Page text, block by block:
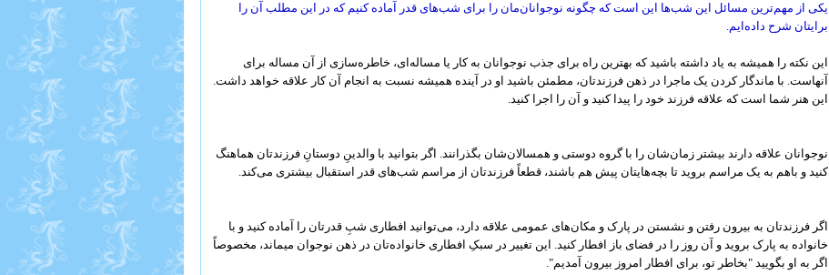
یکی از مهم‌ترین مسائل این شب‌ها این است که چگونه نوجوانان‌مان را برای شب‌های قدر آماده کنیم که در این مطلب آن را
برایتان شرح داده‌ایم.
این نکته را همیشه به یاد داشته باشید که بهترین راه برای جذب نوجوانان به کار یا مساله‌ای، خاطره‌سازی از آن مساله برای
آنهاست. با ماندگار کردن یک ماجرا در ذهن فرزندتان، مطمئن باشید او در آینده همیشه نسبت به انجام آن کار علاقه خواهد داشت.
این هنر شما است که علاقه فرزند خود را پیدا کنید و آن را اجرا کنید.
نوجوانان علاقه دارند بیشتر زمان‌شان را با گروه دوستی و همسالان‌شان بگذرانند. اگر بتوانید با والدینِ دوستانِ فرزندتان هماهنگ
کنید و باهم به یک مراسم بروید تا بچه‌هایتان پیش هم باشند، قطعاً فرزندتان از مراسم شب‌های قدر استقبال بیشتری می‌کند.
اگر فرزندتان به بیرون رفتن و نشستن در پارک و مکان‌های عمومی علاقه دارد، می‌توانید افطاری شبِ قدرتان را آماده کنید و با
خانواده به پارک بروید و آن روز را در فضای باز افطار کنید. این تغییر در سبکِ افطاری خانواده‌تان در ذهن نوجوان میماند، مخصوصاً
اگر به او بگویید "بخاطر تو، برای افطار امروز بیرون آمدیم".